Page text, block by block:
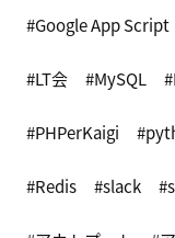
Google App Script
LT会 MySQL
PHPerKaigi
Redis slack